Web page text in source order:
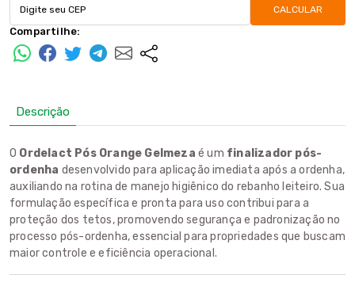
CALCULAR
Compartilhe:
Descrição
O Ordelact Pós Orange Gelmeza é um finalizador pós-
ordenha desenvolvido para aplicação imediata após a ordenha,
auxiliando na rotina de manejo higiênico do rebanho leiteiro. Sua
formulação específica e pronta para uso contribui para a
proteção dos tetos, promovendo segurança e padronização no
processo pós-ordenha, essencial para propriedades que buscam
maior controle e eficiência operacional.